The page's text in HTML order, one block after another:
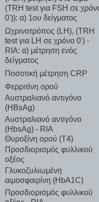
(TRH test για FSH σε
0')): α) 1ου δείγματος
Ωχρινοτρόπος (LH), (TRH
test για LH σε χρόνο 0') -
RIA: α) μέτρηση ενός
δείγματος
Ποσοτική μέτρηση CRP
Φερριτίνη ορού
Αυστραλιανό αντιγόνο
(HBsAg)
Αυστραλιανό αντιγόνο
(HbsAg) - RIA
Θυροξίνη ορού (Τ4)
Προσδιορισμός φυλλικού
οξέος
Γλυκοζυλιωμένη
αιμοσφαιρίνη (HbA1C)
Προσδιορισμός φυλλικού